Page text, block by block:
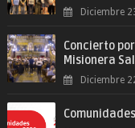
Diciembre
Concierto
Misionera
Diciembre